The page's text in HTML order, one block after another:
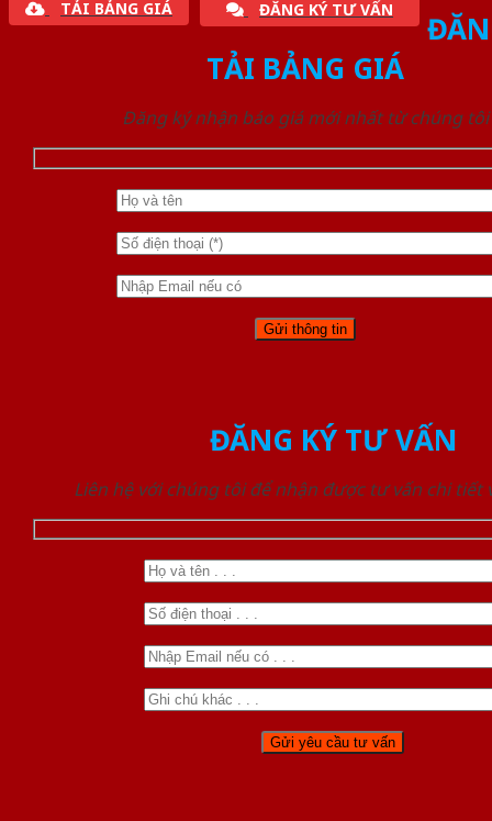
TẢI BẢNG GIÁ ĐĂNG KÝ TƯ VẤN
TẢI BẢNG GIÁ
Đăng ký nhận báo giá mới nhất từ chúng tôi
ĐĂNG KÝ TƯ VẤN
Liên hệ với chúng tôi để nhận được tư vấn chi tiết